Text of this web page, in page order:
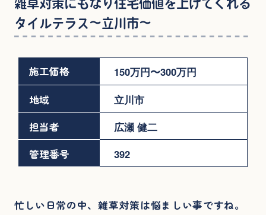
雑草対策にもなり住宅価値を上げてくれる
タイルテラス～立川市～
施工価格
150万円〜300万円
地域
立川市
担当者
広瀬 健二
管理番号
392
忙しい日常の中、雑草対策は悩ましい事ですね。